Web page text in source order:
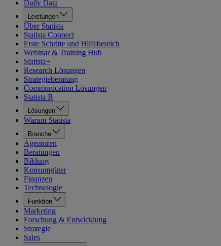
Daily Data
Leistungen
Über Statista
Statista Connect
Erste Schritte und Hilfebereich
Webinar & Training Hub
Statista+
Research Lösungen
Strategieberatung
Communication Lösungen
Statista R
Lösungen
Warum Statista
Branche
Agenturen
Beratungen
Bildung
Konsumgüter
Finanzen
Technologie
Funktion
Marketing
Forschung & Entwicklung
Strategie
Sales